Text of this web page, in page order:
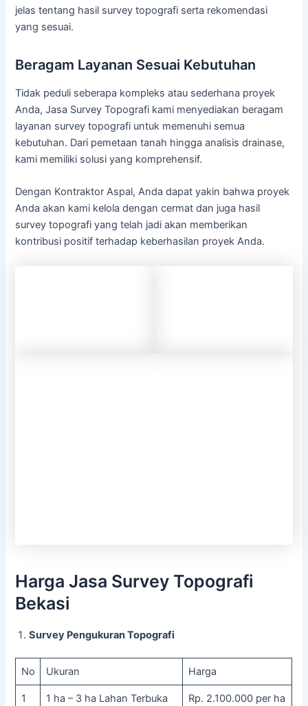
jelas tentang hasil survey topografi serta rekomendasi
yang sesuai.
Beragam Layanan Sesuai Kebutuhan
Tidak peduli seberapa kompleks atau sederhana proyek
Anda, Jasa Survey Topografi kami menyediakan beragam
layanan survey topografi untuk memenuhi semua
kebutuhan. Dari pemetaan tanah hingga analisis drainase,
kami memiliki solusi yang komprehensif.
Dengan Kontraktor Aspal, Anda dapat yakin bahwa proyek
Anda akan kami kelola dengan cermat dan juga hasil
survey topografi yang telah jadi akan memberikan
kontribusi positif terhadap keberhasilan proyek Anda.
Harga Jasa Survey Topografi
Bekasi
Survey Pengukuran Topografi
No Ukuran Harga
1 1 ha – 3 ha Lahan Terbuka Rp. 2.100.000 per ha